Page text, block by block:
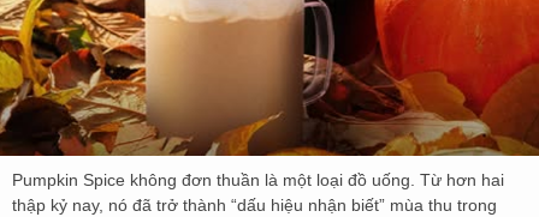
Pumpkin Spice không đơn thuần là một loại đồ uống. Từ hơn hai
thập kỷ nay, nó đã trở thành “dấu hiệu nhận biết” mùa thu trong